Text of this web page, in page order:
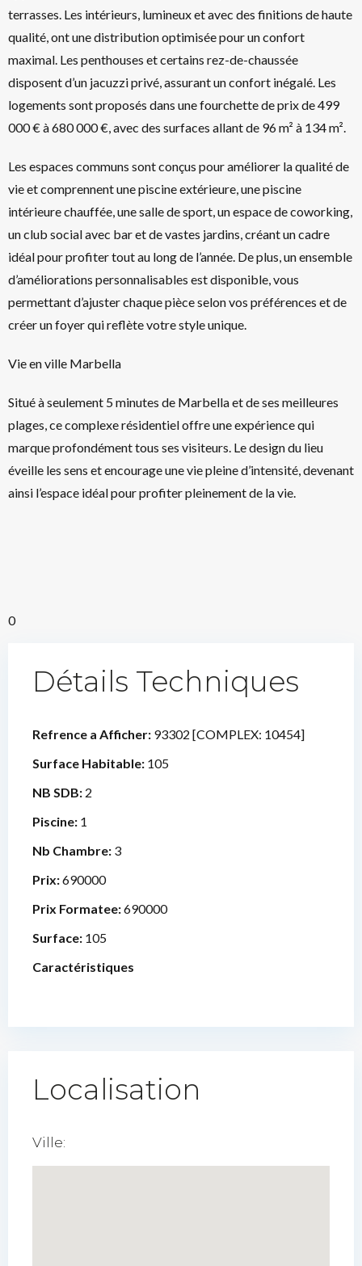
terrasses. Les intérieurs, lumineux et avec des finitions de haute
qualité, ont une distribution optimisée pour un confort
maximal. Les penthouses et certains rez-de-chaussée
disposent d’un jacuzzi privé, assurant un confort inégalé. Les
logements sont proposés dans une fourchette de prix de 499
000 € à 680 000 €, avec des surfaces allant de 96 m² à 134 m².
Les espaces communs sont conçus pour améliorer la qualité de
vie et comprennent une piscine extérieure, une piscine
intérieure chauffée, une salle de sport, un espace de coworking,
un club social avec bar et de vastes jardins, créant un cadre
idéal pour profiter tout au long de l’année. De plus, un ensemble
d’améliorations personnalisables est disponible, vous
permettant d’ajuster chaque pièce selon vos préférences et de
créer un foyer qui reflète votre style unique.
Vie en ville Marbella
Situé à seulement 5 minutes de Marbella et de ses meilleures
plages, ce complexe résidentiel offre une expérience qui
marque profondément tous ses visiteurs. Le design du lieu
éveille les sens et encourage une vie pleine d’intensité, devenant
ainsi l’espace idéal pour profiter pleinement de la vie.
0
Détails Techniques
Refrence a Afficher: 93302 [COMPLEX: 10454]
Surface Habitable: 105
NB SDB: 2
Piscine: 1
Nb Chambre: 3
Prix:690000
Prix Formatee:690000
Surface: 105
Caractéristiques
Localisation
Ville: